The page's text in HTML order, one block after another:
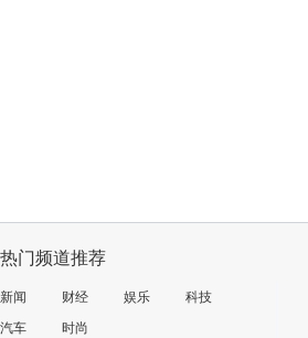
热门频道推荐
新闻 财经 娱乐
科技
汽车
时尚